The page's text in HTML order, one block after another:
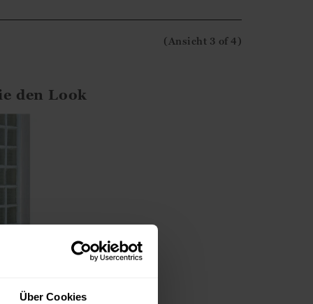
Über Cookies
abzugeben.
(Ansicht 3 of 4)
den Look